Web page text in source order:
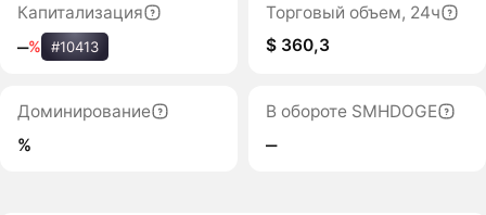
Капитализация
‒% #10413
Торговый объем, 24ч
$ 360,3
Доминирование
%
В обороте SMHDOGE
‒